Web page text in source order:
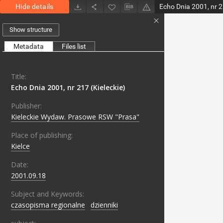
Hide details Echo Dnia 2001, nr
Show structure
Metadata Files list
Title:
Echo Dnia 2001, nr 217 (Kieleckie)
Publisher:
Kieleckie Wydaw. Prasowe RSW "Prasa"
Place of publishing:
Kielce
Date:
2001.09.18
Subject and Keywords:
czasopisma regionalne
dzienniki